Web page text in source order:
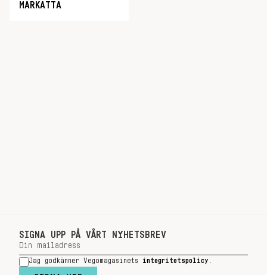
MARKATTA
SIGNA UPP PÅ VÅRT NYHETSBREV
Jag godkänner Vegomagasinets integritetspolicy